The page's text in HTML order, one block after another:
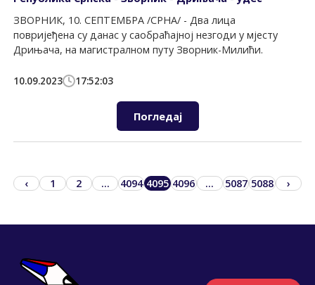
ЗВОРНИК, 10. СЕПТЕМБРА /СРНА/ - Два лица
повријеђена су данас у саобраћајној незгоди у мјесту
Дрињача, на магистралном путу Зворник-Милићи.
10.09.2023 17:52:03
Погледај
‹ 1 2 ... 4094 4095 4096 ... 5087 5088 ›